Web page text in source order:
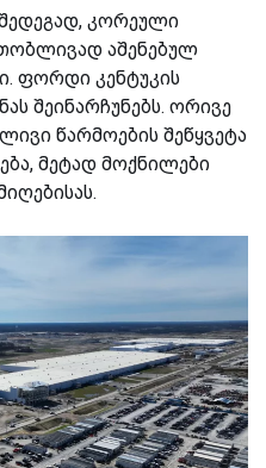
შედეგად, კორეული
აშენებულ
ფორდი კენტუკის
შეინარჩუნებს. ორივე
წარმოების შეწყვეტა
მეტად მოქნილები